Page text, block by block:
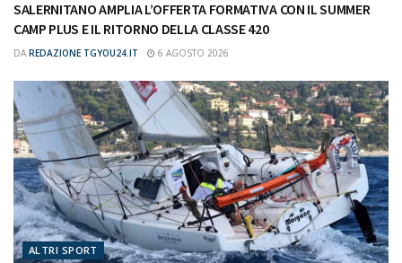
SALERNITANO AMPLIA L’OFFERTA FORMATIVA CON IL SUMMER
CAMP PLUS E IL RITORNO DELLA CLASSE 420
DA REDAZIONE TGYOU24.IT 6 AGOSTO 2026
ALTRI SPORT